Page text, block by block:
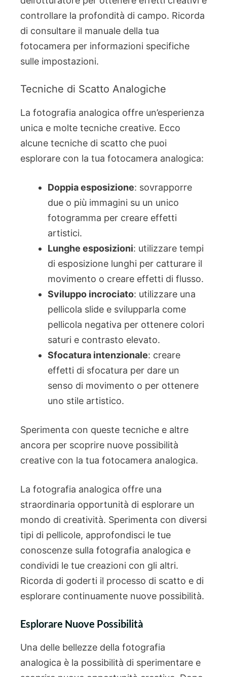
controllare la profondità di campo. Ricorda
di consultare il manuale della tua
fotocamera per informazioni specifiche
sulle impostazioni.
Tecniche di Scatto Analogiche
La fotografia analogica offre un’esperienza
unica e molte tecniche creative. Ecco
alcune tecniche di scatto che puoi
esplorare con la tua fotocamera analogica:
Doppia esposizione: sovrapporre
due o più immagini su un unico
fotogramma per creare effetti
artistici.
Lunghe esposizioni: utilizzare tempi
di esposizione lunghi per catturare il
movimento o creare effetti di flusso.
Sviluppo incrociato: utilizzare una
pellicola slide e svilupparla come
pellicola negativa per ottenere colori
saturi e contrasto elevato.
Sfocatura intenzionale: creare
effetti di sfocatura per dare un
senso di movimento o per ottenere
uno stile artistico.
Sperimenta con queste tecniche e altre
ancora per scoprire nuove possibilità
creative con la tua fotocamera analogica.
La fotografia analogica offre una
straordinaria opportunità di esplorare un
mondo di creatività. Sperimenta con diversi
tipi di pellicole, approfondisci le tue
conoscenze sulla fotografia analogica e
condividi le tue creazioni con gli altri.
Ricorda di goderti il processo di scatto e di
esplorare continuamente nuove possibilità.
Esplorare Nuove Possibilità
Una delle bellezze della fotografia
analogica è la possibilità di sperimentare e